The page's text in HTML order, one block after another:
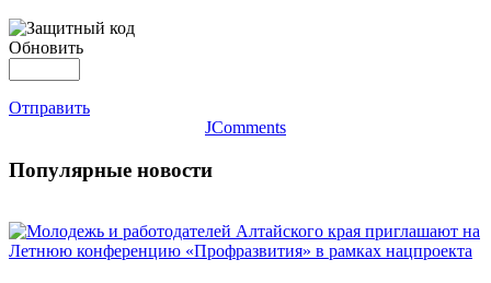
Обновить
Отправить
JComments
Популярные новости